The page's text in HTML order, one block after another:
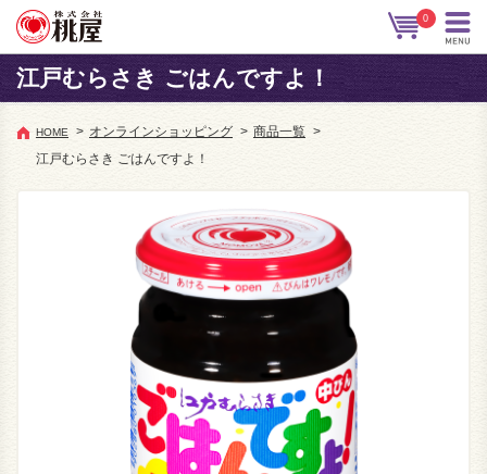
0
江戸むらさき ごはんですよ！
HOME > オンラインショッピング > 商品一覧 >
江戸むらさき ごはんですよ！